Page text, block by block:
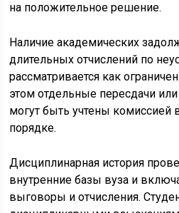
на положительное решение.
Наличие академических
длительных отчислений по
рассматривается как
этом отдельные пересдачи
могут быть учтены комиссией
порядке.
Дисциплинарная история
внутренние базы вуза и
выговоры и отчисления.